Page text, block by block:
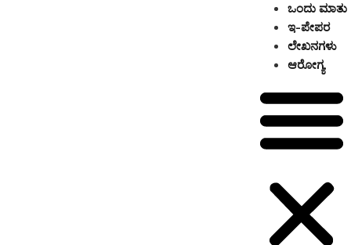
ಒಂದು ಮಾತು
ಇ-ಪೇಪರ
ಲೇಖನಗಳು
ಆರೋಗ್ಯ